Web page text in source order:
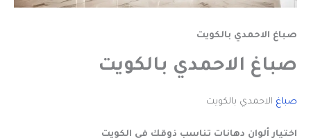
صباغ الاحمدي بالكويت
صباغ الاحمدي بالكويت
صباغ الاحمدي بالكويت
اختيار ألوان دهانات تناسب ذوقك في الكويت